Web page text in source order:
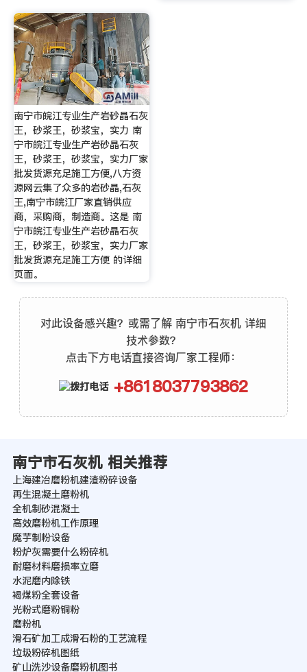
南宁市皖江专业生产岩砂晶石灰
王，砂浆王，砂浆宝，实力 南
宁市皖江专业生产岩砂晶石灰
王，砂浆王，砂浆宝，实力厂家
批发货源充足施工方便,八方资
源网云集了众多的岩砂晶,石灰
王,南宁市皖江厂家直销供应
商，采购商，制造商。这是 南
宁市皖江专业生产岩砂晶石灰
王，砂浆王，砂浆宝，实力厂家
批发货源充足施工方便 的详细
页面。
对此设备感兴趣？或需了解 南宁市石灰机 详细
技术参数？
点击下方电话直接咨询厂家工程师：
+8618037793862
南宁市石灰机 相关推荐
上海建冶磨粉机建渣粉碎设备
再生混凝土磨粉机
全机制砂混凝土
高效磨粉机工作原理
魔芋制粉设备
粉炉灰需要什么粉碎机
耐磨材料磨损率立磨
水泥磨内除铁
褐煤粉全套设备
光粉式磨粉铜粉
磨粉机
滑石矿加工成滑石粉的工艺流程
垃圾粉碎机图纸
矿山洗沙设备磨粉机图书